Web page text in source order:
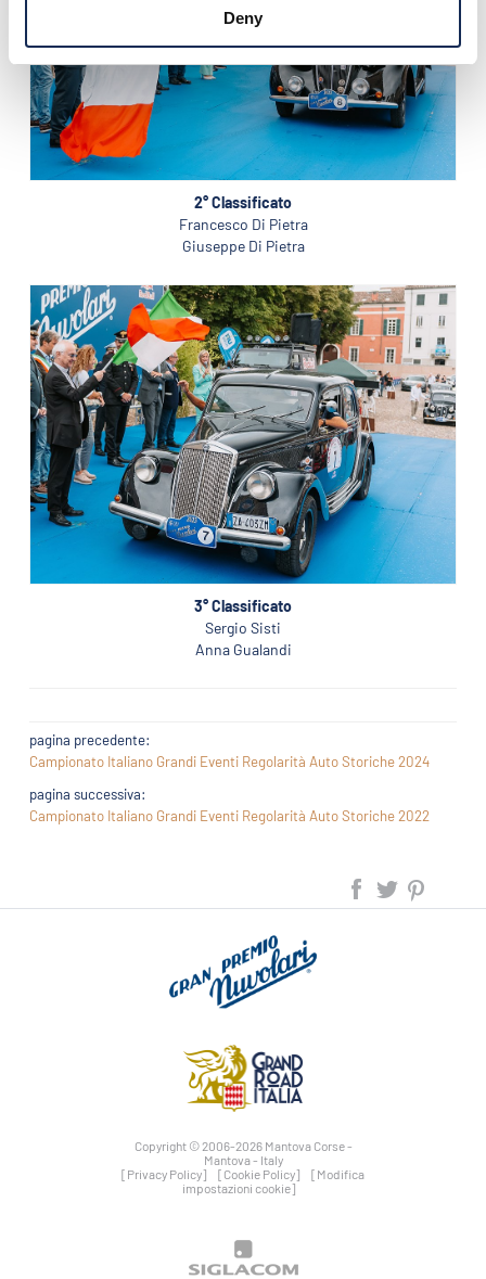
Deny
2° Classificato
Francesco Di Pietra
Giuseppe Di Pietra
3° Classificato
Sergio Sisti
Anna Gualandi
pagina precedente:
Campionato Italiano Grandi Eventi Regolarità Auto Storiche 2024
pagina successiva:
Campionato Italiano Grandi Eventi Regolarità Auto Storiche 2022
Copyright © 2006-2026 Mantova Corse -
Mantova - Italy
[Privacy Policy]
[Cookie Policy]
[Modifica
impostazioni cookie]